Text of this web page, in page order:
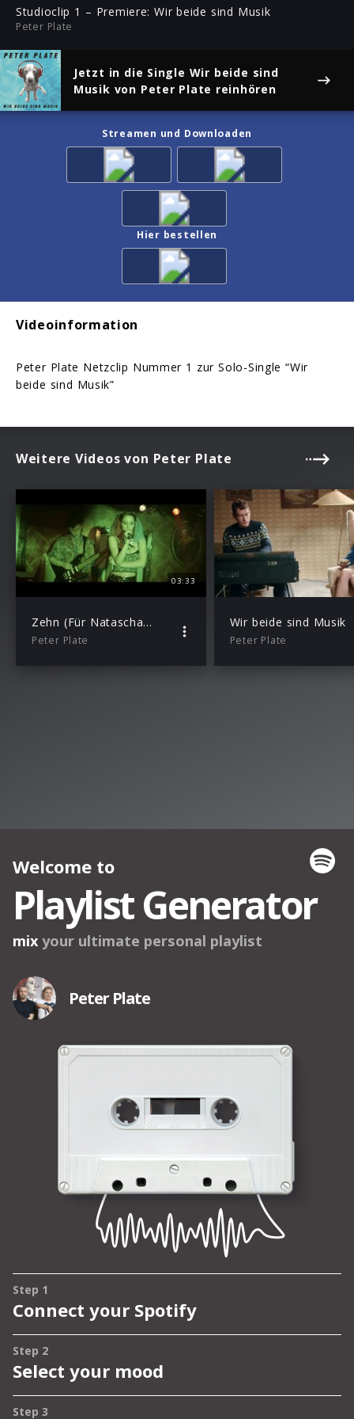
Studioclip 1 – Premiere: Wir beide sind Musik
Peter Plate
Jetzt in die Single Wir beide sind
Musik von Peter Plate reinhören
Streamen und Downloaden
Hier bestellen
Videoinformation
Peter Plate Netzclip Nummer 1 zur Solo-Single “Wir
beide sind Musik”
Weitere Videos von Peter Plate
03:33
Zehn (Für Natascha und Olga)
Peter Plate
Wir beide sind Musik
Peter Plate